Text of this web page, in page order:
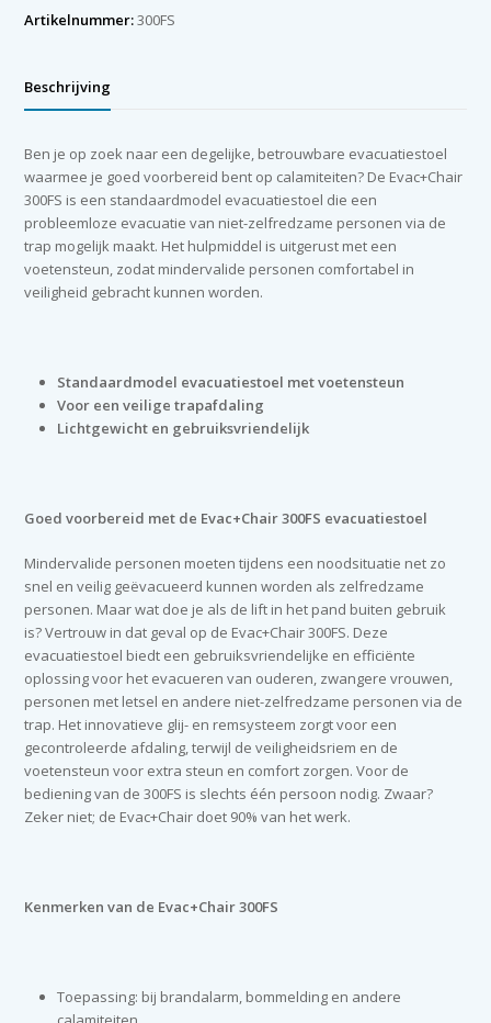
Artikelnummer:300FS
Beschrijving
Ben je op zoek naar een degelijke, betrouwbare evacuatiestoel
waarmee je goed voorbereid bent op calamiteiten? De Evac+Chair
300FS is een standaardmodel evacuatiestoel die een
probleemloze evacuatie van niet-zelfredzame personen via de
trap mogelijk maakt. Het hulpmiddel is uitgerust met een
voetensteun, zodat mindervalide personen comfortabel in
veiligheid gebracht kunnen worden.
Standaardmodel evacuatiestoel met voetensteun
Voor een veilige trapafdaling
Lichtgewicht en gebruiksvriendelijk
Goed voorbereid met de Evac+Chair 300FS evacuatiestoel
Mindervalide personen moeten tijdens een noodsituatie net zo
snel en veilig geëvacueerd kunnen worden als zelfredzame
personen. Maar wat doe je als de lift in het pand buiten gebruik
is? Vertrouw in dat geval op de Evac+Chair 300FS. Deze
evacuatiestoel biedt een gebruiksvriendelijke en efficiënte
oplossing voor het evacueren van ouderen, zwangere vrouwen,
personen met letsel en andere niet-zelfredzame personen via de
trap. Het innovatieve glij- en remsysteem zorgt voor een
gecontroleerde afdaling, terwijl de veiligheidsriem en de
voetensteun voor extra steun en comfort zorgen. Voor de
bediening van de 300FS is slechts één persoon nodig. Zwaar?
Zeker niet; de Evac+Chair doet 90% van het werk.
Kenmerken van de Evac+Chair 300FS
Toepassing: bij brandalarm, bommelding en andere